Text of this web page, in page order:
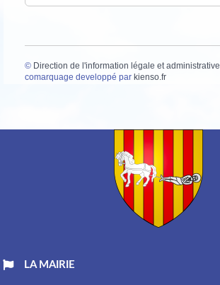
© Direction de l'information légale et administrative
comarquage developpé par kienso.fr
LA MAIRIE